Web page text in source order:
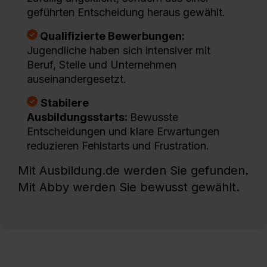
dem Punkt „Datenschutz-Einstellungen“ widerrufen. Weitere
Informationen zu den einzelnen Cookies findest du durch
Klick auf „Details zeigen“. Weitere Informationen:
Datenschutzerklärung, Impressum
geführten Entscheidung heraus gewählt.
Qualifizierte Bewerbungen:
Jugendliche haben sich intensiver mit
Beruf, Stelle und Unternehmen
auseinandergesetzt.
Stabilere
Ausbildungsstarts: Bewusste
Entscheidungen und klare Erwartungen
reduzieren Fehlstarts und Frustration.
Mit Ausbildung.de werden Sie gefunden.
Mit Abby werden Sie bewusst gewählt.